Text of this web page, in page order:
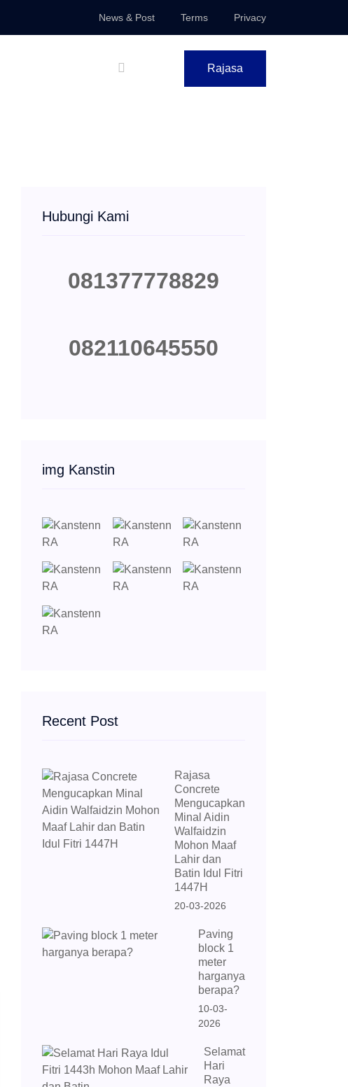
News & Post Terms Privacy
Rajasa
Hubungi Kami
081377778829
082110645550
img Kanstin
Recent Post
Rajasa
Concrete
Mengucapkan
Minal Aidin
Walfaidzin
Mohon Maaf
Lahir dan
Batin Idul Fitri
1447H
20-03-2026
Paving
block 1
meter
harganya
berapa?
10-03-
2026
Selamat
Hari
Raya